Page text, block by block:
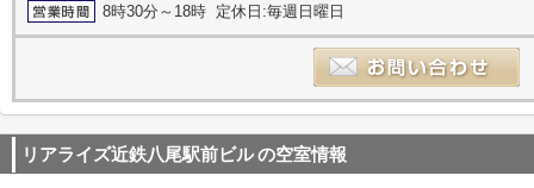
8時30分～18時 定休日:毎週日曜日
リアライズ近鉄八尾駅前ビルの空室情報